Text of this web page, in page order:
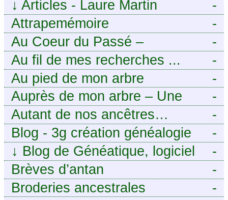
-
↓ Articles - Laure Martin
-
Attrapemémoire
-
Au Coeur du Passé –
Généalogie Familiale
-
Au fil de mes recherches ...
-
Au pied de mon arbre
-
Auprès de mon arbre – Une
histoire de racines
-
Autant de nos ancêtres…
-
Blog - 3g création généalogie
-
↓ Blog de Généatique, logiciel
de généalogie
-
Brèves d’antan
-
Broderies ancestrales